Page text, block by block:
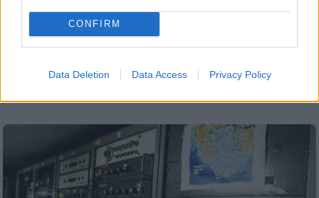
CONFIRM
Data Deletion Data Access Privacy Policy
σενάρια για νέο κόμμα από τον πρώην
πρωθυπουργό
μετά τη διαγραφή του πρώην